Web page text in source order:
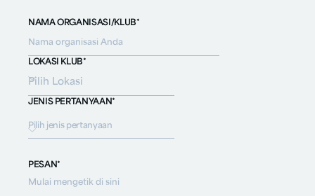
NAMA ORGANISASI/KLUB*
LOKASI KLUB*
JENIS PERTANYAAN*
Pilih jenis pertanyaan
PESAN*